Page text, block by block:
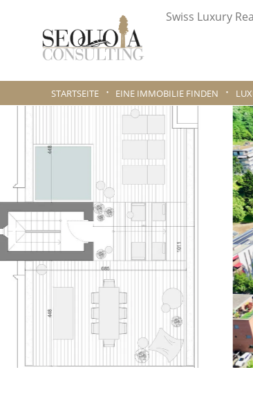
Swiss Luxury
STARTSEITE EINE IMMOBILIE FINDEN